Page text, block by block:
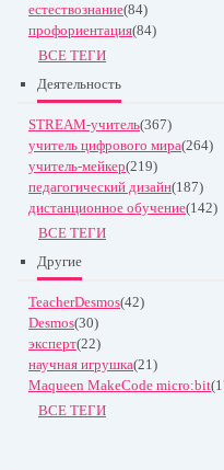
естествознание(84)
профориентация(84)
ВСЕ ТЕГИ
Деятельность
STREAM-учитель(367)
учитель цифрового мира(264)
учитель-мейкер(219)
педагогический дизайн(187)
дистанционное обучение(142)
ВСЕ ТЕГИ
Другие
TeacherDesmos(42)
Desmos(30)
эксперт(22)
научная игрушка(21)
Maqueen MakeCode micro:bit
ВСЕ ТЕГИ